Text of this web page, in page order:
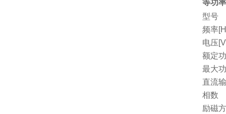
等功
型号
频率
电压
额定
最大
直流
相数
励磁